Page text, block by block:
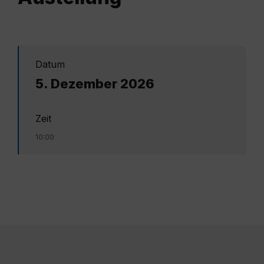
Datum
5. Dezember 2026
Zeit
10:00